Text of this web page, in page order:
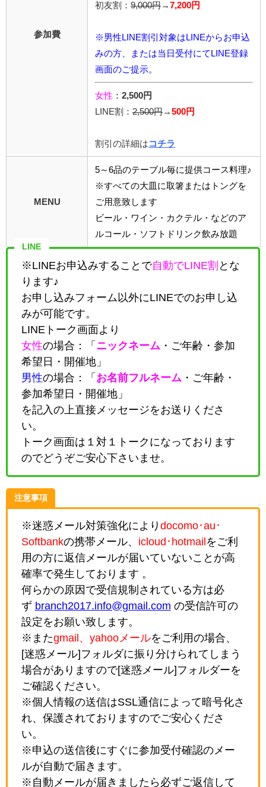
参加費
初友割： 9,000円 → 7,200円
※男性LINE割引対象はLINEからお申込
みの方、または当日受付にてLINE登録
画面のご提示。
女性 ： 2,500円
LINE割： 2,500円 → 500円
割引の詳細は コチラ
MENU
5～6品のテーブル毎に提供コース料理♪
※すべての大皿に取箸またはトングを
ご用意致します
ビール・ワイン・カクテル・などのア
ルコール・ソフトドリンク飲み放題
LINE
※LINEお申込みすることで自動でLINE割 とな
ります♪
お申し込みフォーム以外にLINEでのお申し込
みが可能です。
LINEトーク画面より
女性の場合：「 ニックネーム ・ ご年齢・参加
希望日・開催地」
男性の場合：「 お名前フルネーム ・ ご年齢・
参加希望日・開催地」
を記入の上直接メッセージをお送りくださ
い。
トーク画面は１対１トークになっております
のでどうぞご安心下さいませ。
注意事項
※迷惑メール対策強化により docomo･au･
Softbankの携帯メール、 icloud･hotmail をご利
用の方に返信メールが届いていないことが高
確率で発生しております 。
何らかの原因で受信規制されている方は必
ず branch2017.info@gmail.com の受信許可の
設定をお願い致します。
※またgmail、yahooメールをご利用の場合、
[迷惑メール]フォルダに振り分けられてしまう
場合がありますので[迷惑メール]フォルダーを
ご確認ください。
※個人情報の送信はSSL通信によって暗号化さ
れ、保護されておりますのでご安心くださ
い。
※申込の送信後にすぐに参加受付確認のメー
ルが自動で届きます。
※自動メールが届きましたら必ずご返信して